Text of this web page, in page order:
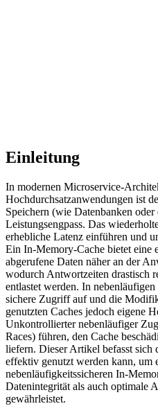
Einleitung
In modernen Microservice-
Hochdurchsatzanwendungen ist
Speichern (wie Datenbanken
Leistungsengpass. Das
erhebliche Latenz einführen und
Ein In-Memory-Cache bietet eine
abgerufene Daten näher an der
wodurch Antwortzeiten drastisch
entlastet werden. In
sichere Zugriff auf und die
genutzten Caches jedoch eigene
Unkontrollierter nebenläufiger
Races) führen, den Cache
liefern. Dieser Artikel befasst sich
effektiv genutzt werden kann, um
nebenläufigkeitssicheren In-
Datenintegrität als auch optimale
gewährleistet.